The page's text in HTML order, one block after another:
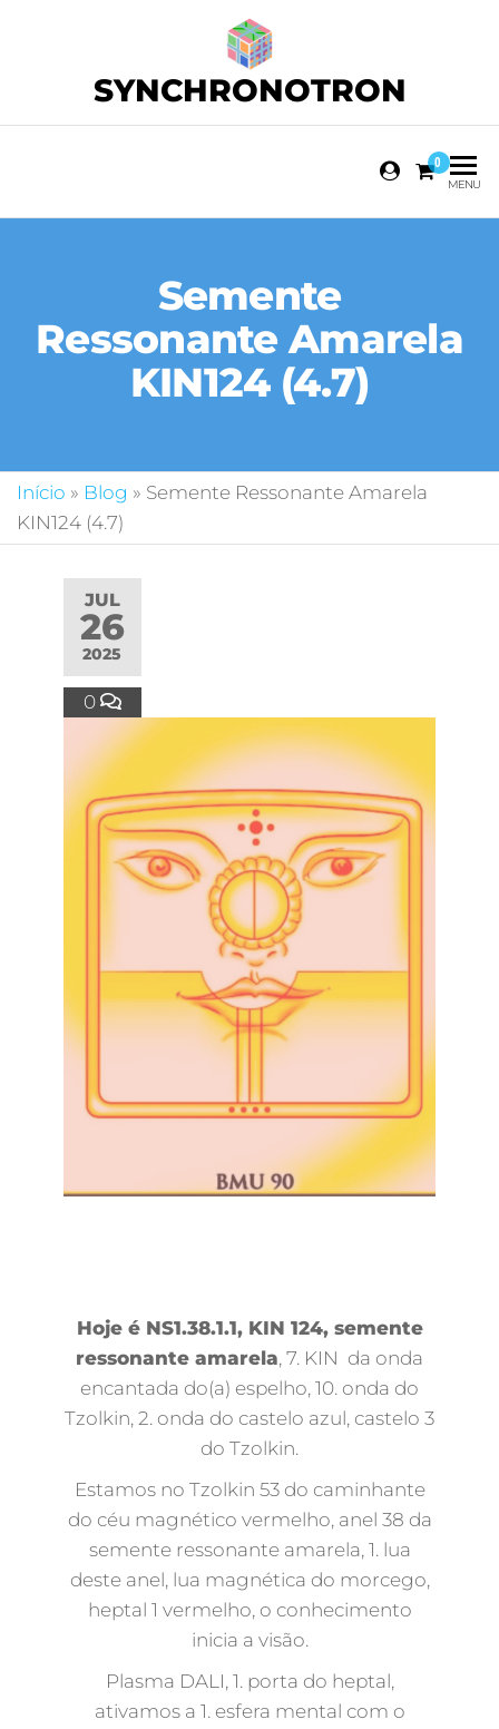
SYNCHRONOTRON
0
MENU
Semente
Ressonante Amarela
KIN124 (4.7)
Início » Blog » Semente Ressonante Amarela
KIN124 (4.7)
JUL
26
2025
0
Hoje é NS1.38.1.1, KIN 124, semente
ressonante amarela, 7. KIN da onda
encantada do(a) espelho, 10. onda do
Tzolkin, 2. onda do castelo azul, castelo 3
do Tzolkin.
Estamos no Tzolkin 53 do caminhante
do céu magnético vermelho, anel 38 da
semente ressonante amarela, 1. lua
deste anel, lua magnética do morcego,
heptal 1 vermelho, o conhecimento
inicia a visão.
Plasma DALI, 1. porta do heptal,
ativamos a 1. esfera mental com o